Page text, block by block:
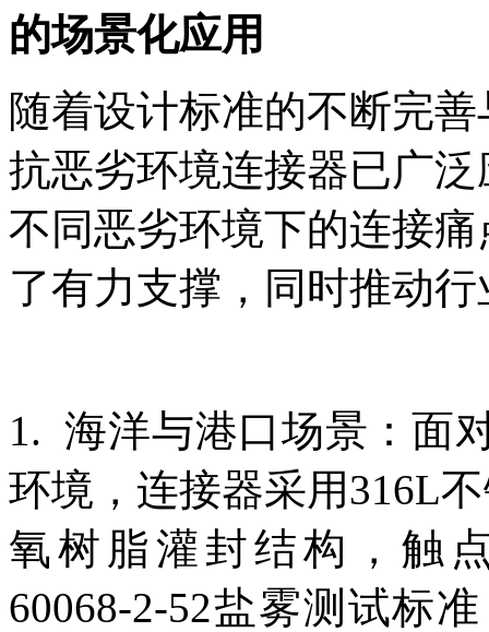
的场景化应用
随着设计标准的不断完
抗恶劣环境连接器已广
不同恶劣环境下的连接
了有力支撑，同时推动
1. 海洋与港口场景：面
环境，连接器采用316L
氧树脂灌封结构，触
60068-2-52盐雾测试标